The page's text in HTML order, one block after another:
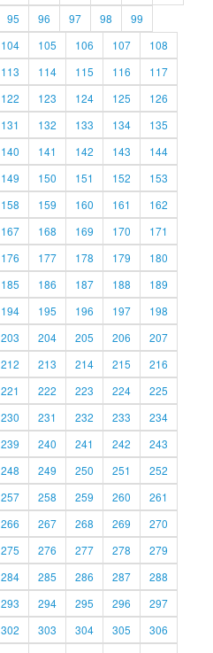
95 96 97 98
99
104 105 106 107
108
113 114 115 116
117
122 123 124 125
126
131 132 133 134
135
140 141 142 143
144
149 150 151 152
153
158 159 160 161
162
167 168 169 170
171
176 177 178 179
180
185 186 187 188
189
194 195 196 197
198
203 204 205 206
207
212 213 214 215
216
221 222 223 224
225
230 231 232 233
234
239 240 241 242
243
248 249 250 251
252
257 258 259 260
261
266 267 268 269
270
275 276 277 278
279
284 285 286 287
288
293 294 295 296
297
302 303 304 305
306